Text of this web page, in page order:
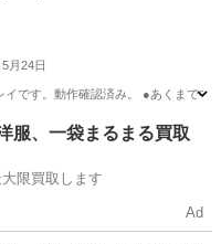
5月24日
です。動作確認済み。 ●あくまで
帯服、一袋まるまる買取
限買取します
Ad